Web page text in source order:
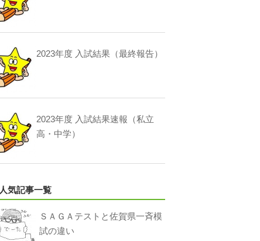
2023年度 入試結果（最終報告）
2023年度 入試結果速報（私立
高・中学）
人気記事一覧
ＳＡＧＡテストと佐賀県一斉模
試の違い